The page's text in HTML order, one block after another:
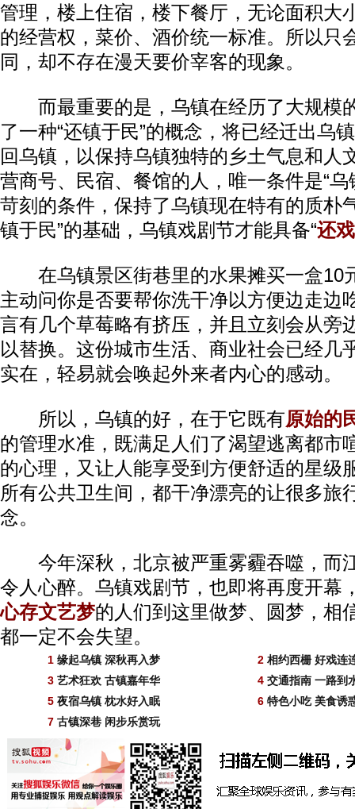
管理，楼上住宿，楼下餐厅，无论面积大
的经营权，菜价、酒价统一标准。所以只
同，却不存在漫天要价宰客的现象。
而最重要的是，乌镇在经历了大规模
了一种“还镇于民”的概念，将已经迁出乌
回乌镇，以保持乌镇独特的乡土气息和人
营商号、民宿、餐馆的人，唯一条件是“乌
苛刻的条件，保持了乌镇现在特有的质朴
镇于民”的基础，乌镇戏剧节才能具备“还
在乌镇景区街巷里的水果摊买一盒10
主动问你是否要帮你洗干净以方便边走边
言有几个草莓略有挤压，并且立刻会从旁
以替换。这份城市生活、商业社会已经几
实在，轻易就会唤起外来者内心的感动。
所以，乌镇的好，在于它既有原始的
的管理水准，既满足人们了渴望逃离都市
的心理，又让人能享受到方便舒适的星级
所有公共卫生间，都干净漂亮的让很多旅
念。
今年深秋，北京被严重雾霾吞噬，而
令人心醉。乌镇戏剧节，也即将再度开幕
心存文艺梦的人们到这里做梦、圆梦，相
都一定不会失望。
1 缘起乌镇 深秋再入梦 2 相约西栅 好戏连
3 艺术狂欢 古镇嘉年华 4 交通指南 一路到
5 夜宿乌镇 枕水好入眠 6 特色小吃 美食诱
7 古镇深巷 闲步乐赏玩